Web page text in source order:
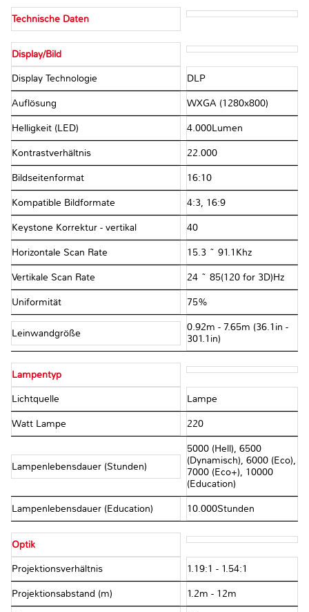
Technische Daten
Display/Bild
Display Technologie DLP
Auflösung WXGA (1280x800)
Helligkeit (LED) 4.000Lumen
Kontrastverhältnis 22.000
Bildseitenformat 16:10
Kompatible Bildformate 4:3, 16:9
Keystone Korrektur - vertikal 40
Horizontale Scan Rate 15.3 ~ 91.1Khz
Vertikale Scan Rate 24 ~ 85(120 for 3D)Hz
Uniformität 75%
Leinwandgröße
0.92m - 7.65m (36.1in -
301.1in)
Lampentyp
Lichtquelle Lampe
Watt Lampe 220
Lampenlebensdauer (Stunden)
5000 (Hell), 6500
(Dynamisch), 6000 (Eco),
7000 (Eco+), 10000
(Education)
Lampenlebensdauer (Education) 10.000Stunden
Optik
Projektionsverhältnis 1.19:1 - 1.54:1
Projektionsabstand (m) 1.2m - 12m